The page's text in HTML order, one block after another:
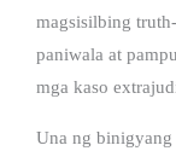
magsisilbing
paniwala at
mga kaso
Una ng